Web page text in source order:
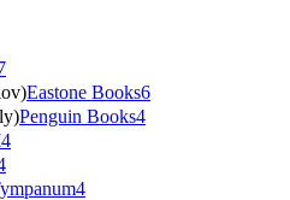
Eastone Books6
Penguin Books4
4
4